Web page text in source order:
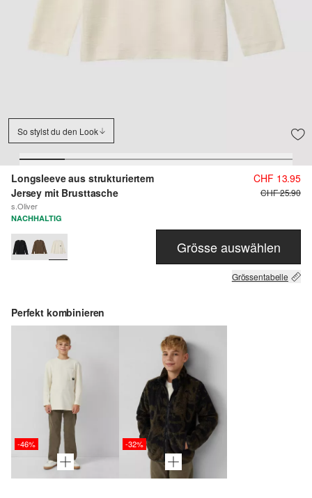
So stylst du den Look
Longsleeve aus strukturiertem
Jersey mit Brusttasche
s.Oliver
CHF 13.95
CHF 25.90
NACHHALTIG
Grösse auswählen
Grössentabelle
Perfekt kombinieren
-46% -32%